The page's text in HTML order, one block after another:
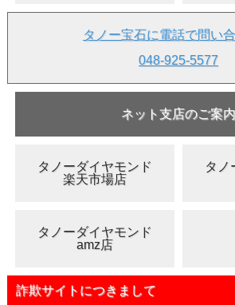
●ただの淡いピンク色系の珊瑚と区別す
のボケのことを「本ボケ」と呼んでい
●このページの珊瑚は、モモサンゴ(桃
だきました。
●モモサンゴの特徴として中心部が白い
珊瑚であるという証拠の一つであると
*カットする場所により、中心部ではな
りします。ただ、原木の中心部が白い
分だけをカットするとても贅沢なボケ
●英名は、コーラル(coral)です。
●珊瑚には、表面、内部とも亀裂や欠け
タノー宝石に電話で問い
048-925-5577
ネット支店のご案内
タノーダイヤモンド
楽天市場店
タノ
タノーダイヤモンド
amz店
詐欺サイトにつきまして